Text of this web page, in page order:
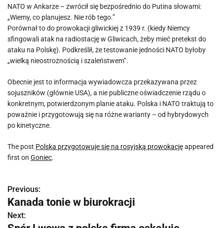
NATO w Ankarze – zwrócił się bezpośrednio do Putina słowami:
„Wiemy, co planujesz. Nie rób tego.”
Porównał to do prowokacji gliwickiej z 1939 r. (kiedy Niemcy
sfingowali atak na radiostację w Gliwicach, żeby mieć pretekst do
ataku na Polskę). Podkreślił, że testowanie jedności NATO byłoby
„wielką nieostrożnością i szaleństwem”.
Obecnie jest to informacja wywiadowcza przekazywana przez
sojuszników (głównie USA), a nie publiczne oświadczenie rządu o
konkretnym, potwierdzonym planie ataku. Polska i NATO traktują to
poważnie i przygotowują się na różne warianty – od hybrydowych
po kinetyczne.
The post Polska przygotowuje się na rosyjską prowokacjęappeared
first on Goniec.
N
a
Previous:
Kanada tonie w biurokracji
Next: